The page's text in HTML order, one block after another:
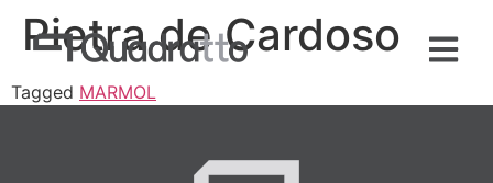
Pietra de Cardoso
Tagged MARMOL